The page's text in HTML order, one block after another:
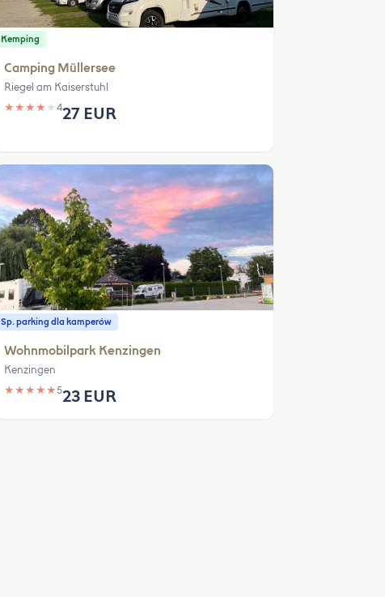
Kemping
Camping Müllersee
Riegel am Kaiserstuhl
★ ★ ★ ★ ★ 427 EUR
Sp. parking dla kamperów
Wohnmobilpark Kenzingen
Kenzingen
★ ★ ★ ★ ★523 EUR